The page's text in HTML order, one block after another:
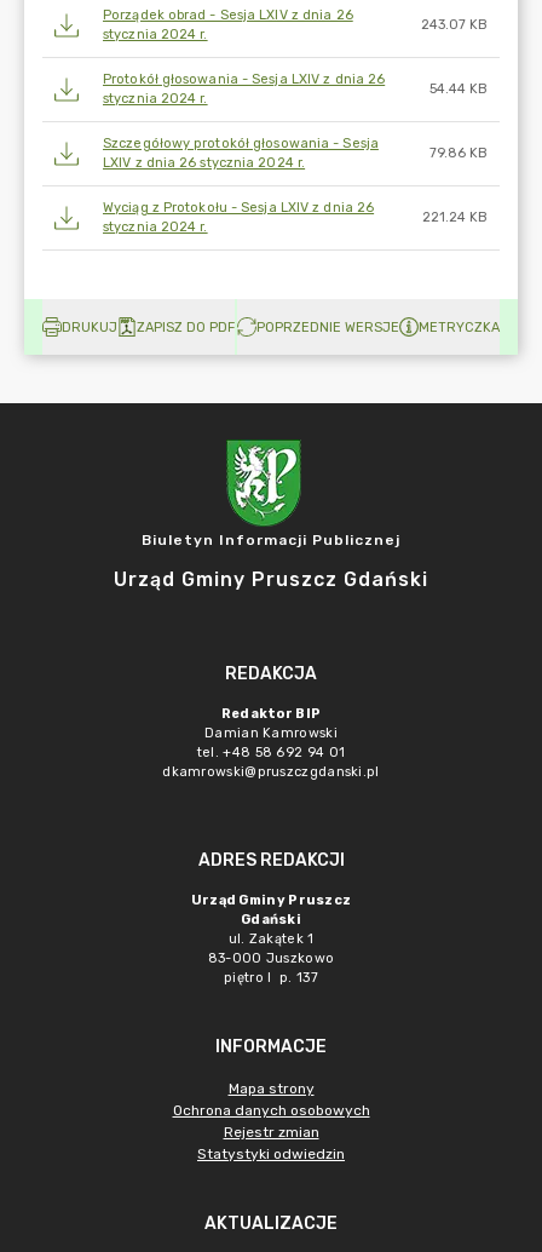
Porządek obrad - Sesja LXIV z dnia 26
stycznia 2024 r.
243.07 KB
Protokół głosowania - Sesja LXIV z dnia 26
stycznia 2024 r.
54.44 KB
Szczegółowy protokół głosowania - Sesja
LXIV z dnia 26 stycznia 2024 r.
79.86 KB
Wyciąg z Protokołu - Sesja LXIV z dnia 26
stycznia 2024 r.
221.24 KB
DRUKUJ ZAPISZ DO PDF POPRZEDNIE WERSJE METRYCZKA
Biuletyn Informacji Publicznej
Urząd Gminy Pruszcz Gdański
REDAKCJA
Redaktor BIP
Damian Kamrowski
tel. +48 58 692 94 01
dkamrowski@pruszczgdanski.pl
ADRES REDAKCJI
Urząd Gminy Pruszcz
Gdański
ul. Zakątek 1
83-000 Juszkowo
piętro I p. 137
INFORMACJE
Mapa strony
Ochrona danych osobowych
Rejestr zmian
Statystyki odwiedzin
AKTUALIZACJE